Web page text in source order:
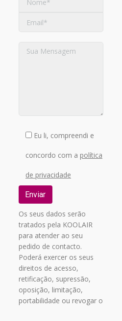
Eu li, compreendi e
concordo com a política
de privacidade
Os seus dados serão
tratados pela KOOLAIR
para atender ao seu
pedido de contacto.
Poderá exercer os seus
direitos de acesso,
retificação, supressão,
oposição, limitação,
portabilidade ou revogar o